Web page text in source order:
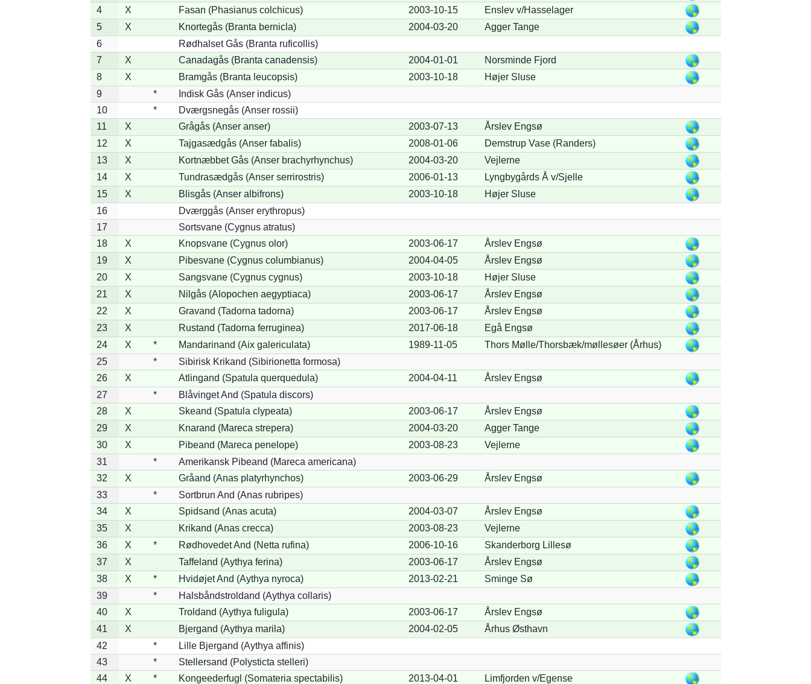
4
X Fasan (Phasianus colchicus) 2003-10-15
Enslev v/Hasselager
5
X Knortegås (Branta bernicla) 2004-03-20
Agger Tange
6
Rødhalset Gås (Branta ruficollis)
7
X Canadagås (Branta canadensis) 2004-01-01
Norsminde Fjord
8
X Bramgås (Branta leucopsis) 2003-10-18
Højer Sluse
9
*
Indisk Gås (Anser indicus)
10
*
Dværgsnegås (Anser rossii)
11
X Grågås (Anser anser) 2003-07-13
Årslev Engsø
12
X Tajgasædgås (Anser fabalis) 2008-01-06
Demstrup Vase (Randers)
13
X Kortnæbbet Gås (Anser brachyrhynchus) 2004-03-20
Vejlerne
14
X Tundrasædgås (Anser serrirostris) 2006-01-13
Lyngbygårds Å v/Sjelle
15
X Blisgås (Anser albifrons) 2003-10-18
Højer Sluse
16
Dværggås (Anser erythropus)
17
Sortsvane (Cygnus atratus)
18
X Knopsvane (Cygnus olor) 2003-06-17
Årslev Engsø
19
X Pibesvane (Cygnus columbianus) 2004-04-05
Årslev Engsø
20
X Sangsvane (Cygnus cygnus) 2003-10-18
Højer Sluse
21
X Nilgås (Alopochen aegyptiaca) 2003-06-17
Årslev Engsø
22
X Gravand (Tadorna tadorna) 2003-06-17
Årslev Engsø
23
X Rustand (Tadorna ferruginea) 2017-06-18
Egå Engsø
24
X * Mandarinand (Aix galericulata) 1989-11-05
Thors Mølle/Thorsbæk/møllesøer (Århus)
25
*
Sibirisk Krikand (Sibirionetta formosa)
26
X Atlingand (Spatula querquedula) 2004-04-11
Årslev Engsø
27
*
Blåvinget And (Spatula discors)
28
X Skeand (Spatula clypeata) 2003-06-17
Årslev Engsø
29
X Knarand (Mareca strepera) 2004-03-20
Agger Tange
30
X Pibeand (Mareca penelope) 2003-08-23
Vejlerne
31
*
Amerikansk Pibeand (Mareca americana)
32
X Gråand (Anas platyrhynchos) 2003-06-29
Årslev Engsø
33
*
Sortbrun And (Anas rubripes)
34
X Spidsand (Anas acuta) 2004-03-07
Årslev Engsø
35
X Krikand (Anas crecca) 2003-08-23
Vejlerne
36
X * Rødhovedet And (Netta rufina) 2006-10-16
Skanderborg Lillesø
37
X Taffeland (Aythya ferina) 2003-06-17
Årslev Engsø
38
X * Hvidøjet And (Aythya nyroca) 2013-02-21
Sminge Sø
39
*
Halsbåndstroldand (Aythya collaris)
40
X Troldand (Aythya fuligula) 2003-06-17
Årslev Engsø
41
X Bjergand (Aythya marila) 2004-02-05
Århus Østhavn
42
*
Lille Bjergand (Aythya affinis)
43
*
Stellersand (Polysticta stelleri)
44
X * Kongeederfugl (Somateria spectabilis) 2013-04-01
Limfjorden v/Egense